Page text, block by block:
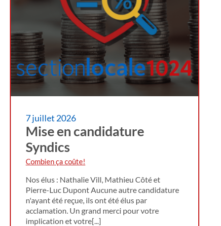
7 juillet 2026
Mise en candidature
Syndics
Combien ça coûte!
Nos élus : Nathalie Vill, Mathieu Côté et
Pierre-Luc Dupont Aucune autre candidature
n'ayant été reçue, ils ont été élus par
acclamation. Un grand merci pour votre
implication et votre[...]